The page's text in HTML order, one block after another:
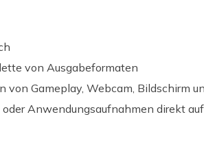
von Ausgabeformaten
von Gameplay, Webcam, Bildschirm
Anwendungsaufnahmen direkt auf